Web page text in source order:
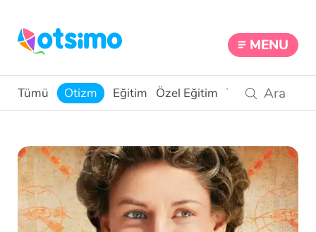
MENU
Tümü Otizm Eğitim Özel Eğitim Teknoloji